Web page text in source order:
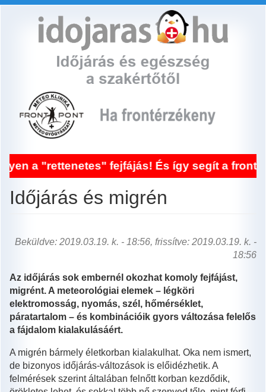
fejfájás! És így segít a
Időjárás és migrén
Beküldve: 2019.03.19. k. - 18:56, frissítve: 2019.03.19. k. -
18:56
Az időjárás sok embernél okozhat komoly fejfájást,
migrént. A meteorológiai elemek – légköri
elektromosság, nyomás, szél, hőmérséklet,
páratartalom – és kombinációik gyors változása felelős
a fájdalom kialakulásáért.
A migrén bármely életkorban kialakulhat. Oka nem ismert,
de bizonyos időjárás-változások is előidézhetik. A
felmérések szerint általában felnőtt korban kezdődik,